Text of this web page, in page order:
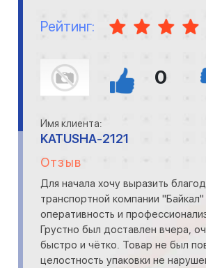
Рейтинг:
0
Имя клиента:
KATUSHA-2121
Отзыв
Для начала хочу выразить
транспортной компании "Байкал"
оперативность и
Грустно был доставлен вчера,
быстро и чётко. Товар не был
целостность упаковки не